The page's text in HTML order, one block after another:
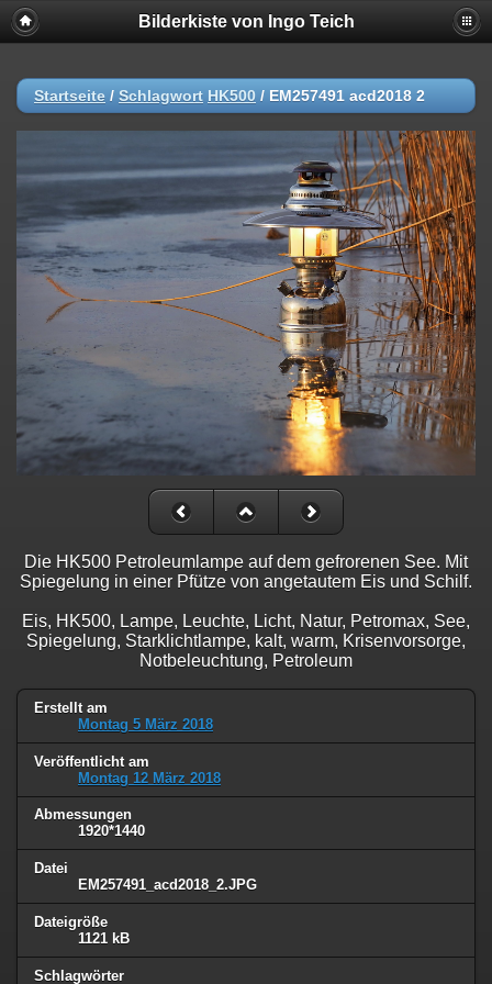
Bilderkiste von Ingo Teich
Startseite / Schlagwort HK500 / EM257491 acd2018 2
Die HK500 Petroleumlampe auf dem gefrorenen See. Mit
Spiegelung in einer Pfütze von angetautem Eis und Schilf.
Eis, HK500, Lampe, Leuchte, Licht, Natur, Petromax, See,
Spiegelung, Starklichtlampe, kalt, warm, Krisenvorsorge,
Notbeleuchtung, Petroleum
Erstellt am
Montag 5 März 2018
Veröffentlicht am
Montag 12 März 2018
Abmessungen
1920*1440
Datei
EM257491_acd2018_2.JPG
Dateigröße
1121 kB
Schlagwörter